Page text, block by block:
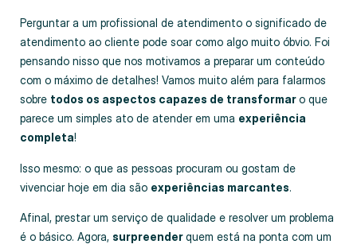
Perguntar a um profissional de atendimento o significado de
atendimento ao cliente pode soar como algo muito óbvio. Foi
pensando nisso que nos motivamos a preparar um conteúdo
com o máximo de detalhes! Vamos muito além para falarmos
sobre todos os aspectos capazes de transformaro que
parece um simples ato de atender em uma experiência
completa!
Isso mesmo: o que as pessoas procuram ou gostam de
vivenciar hoje em dia são experiências marcantes.
Afinal, prestar um serviço de qualidade e resolver um problema
é o básico. Agora, surpreenderquem está na ponta com um